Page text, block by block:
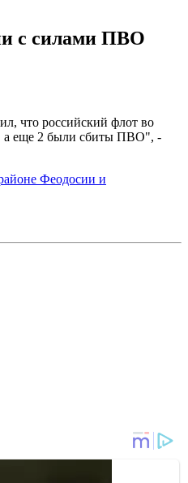
с силами ПВО
что российский флот во
а еще 2 были сбиты ПВО", -
Феодосии и